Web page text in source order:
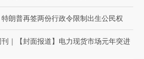
特朗普再签两份行政令限制出生公民权
｜ 【封面报道】电力现货市场元年突进